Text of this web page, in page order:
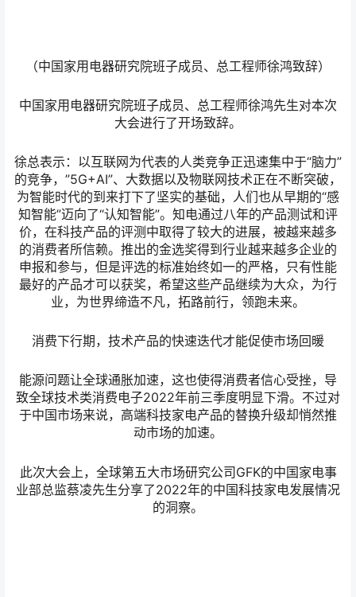
（中国家用电器研究院班子成员、总工程师徐鸿致辞）
中国家用电器研究院班子成员、总工程师徐鸿先生对本次
大会进行了开场致辞。
徐总表示：以互联网为代表的人类竞争正迅速集中于“脑力”
的竞争，”5G+AI”、大数据以及物联网技术正在不断突破，
为智能时代的到来打下了坚实的基础，人们也从早期的“感
知智能”迈向了“认知智能”。知电通过八年的产品测试和评
价，在科技产品的评测中取得了较大的进展，被越来越多
的消费者所信赖。推出的金选奖得到行业越来越多企业的
申报和参与，但是评选的标准始终如一的严格，只有性能
最好的产品才可以获奖，希望这些产品继续为大众，为行
业，为世界缔造不凡，拓路前行，领跑未来。
消费下行期，技术产品的快速迭代才能促使市场回暖
能源问题让全球通胀加速，这也使得消费者信心受挫，导
致全球技术类消费电子2022年前三季度明显下滑。不过对
于中国市场来说，高端科技家电产品的替换升级却悄然推
动市场的加速。
此次大会上，全球第五大市场研究公司GFK的中国家电事
业部总监蔡凌先生分享了2022年的中国科技家电发展情况
的洞察。